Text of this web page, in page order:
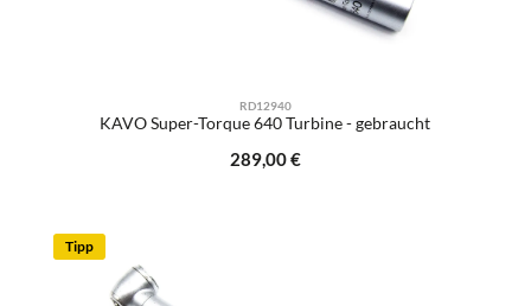
RD12940
KAVO Super-Torque 640 Turbine - gebraucht
Regulärer Preis:
289,00 €
Tipp